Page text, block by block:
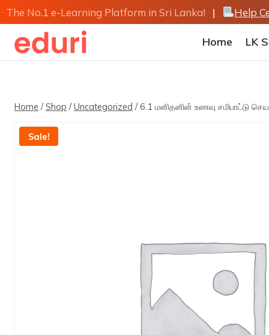
Skip
to
content
The No.1 e-Learning Platform in Sri Lanka! | Help
Home LK
Home / Shop / Uncategorized / 6.1 மனிதனின் உணவு சமிபாட்டு
Sale!